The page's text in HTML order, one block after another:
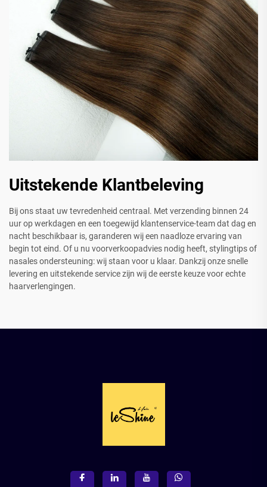
Uitstekende Klantbeleving
Bij ons staat uw tevredenheid centraal. Met verzending binnen 24
uur op werkdagen en een toegewijd klantenservice-team dat dag en
nacht beschikbaar is, garanderen wij een naadloze ervaring van
begin tot eind. Of u nu voorverkoopadvies nodig heeft, stylingtips of
nasales ondersteuning: wij staan voor u klaar. Dankzij onze snelle
levering en uitstekende service zijn wij de eerste keuze voor echte
haarverlengingen.